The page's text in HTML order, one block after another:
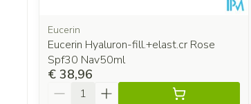
Eucerin
Eucerin Hyaluron-fill.+elast.cr Rose
Spf30 Nav50ml
€ 38,96
Aantal